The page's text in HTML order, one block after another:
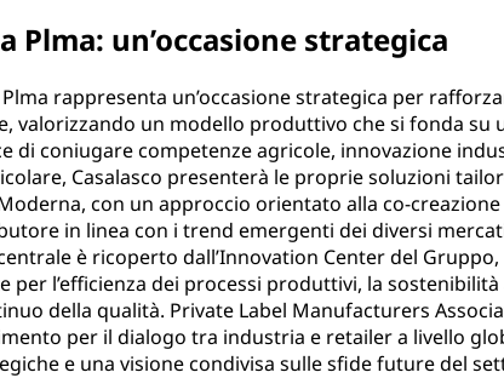
Plma: un’occasione strategica
rappresenta un’occasione strategica per
valorizzando un modello produttivo che si fonda su
di coniugare competenze agricole, innovazione
Casalasco presenterà le proprie soluzioni
con un approccio orientato alla co-
in linea con i trend emergenti dei diversi
è ricoperto dall’Innovation Center del
per l’efficienza dei processi produttivi, la
della qualità. Private Label Manufacturers
per il dialogo tra industria e retailer a livello
e una visione condivisa sulle sfide future del